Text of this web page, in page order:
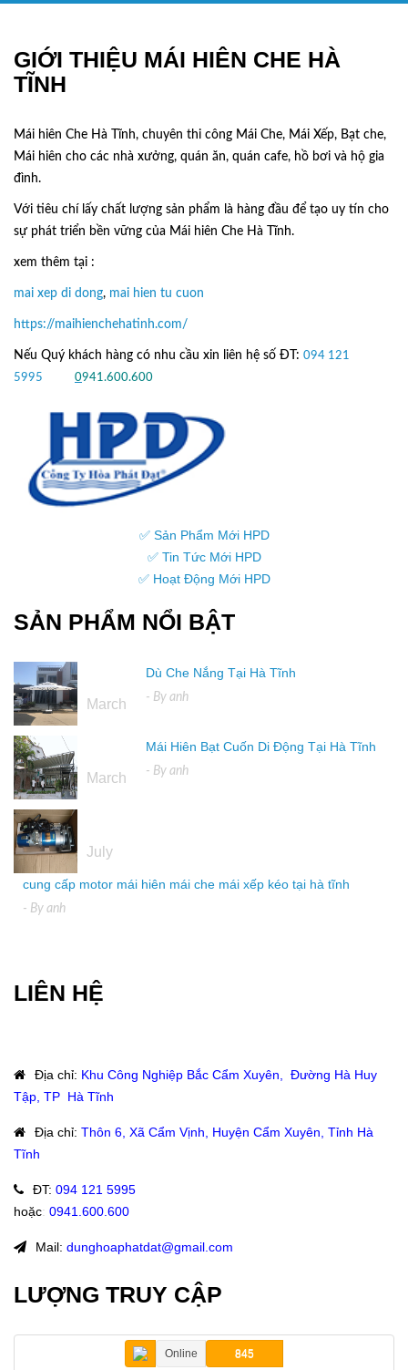
GIỚI THIỆU MÁI HIÊN CHE HÀ
TĨNH
Mái hiên Che Hà Tĩnh, chuyên thi công Mái Che, Mái Xếp, Bạt che,
Mái hiên cho các nhà xưởng, quán ăn, quán cafe, hồ bơi và hộ gia
đình.
Với tiêu chí lấy chất lượng sản phẩm là hàng đầu để tạo uy tín cho
sự phát triển bền vững của Mái hiên Che Hà Tĩnh.
xem thêm tại :
mai xep di dong, mai hien tu cuon
https://maihienchehatinh.com/
Nếu Quý khách hàng có nhu cầu xin liên hệ số ĐT: 094 121
5995
0941.600.600
✅ Sản Phẩm Mới HPD
✅ Tin Tức Mới HPD
✅ Hoạt Động Mới HPD
SẢN PHẨM NỔI BẬT
March
Dù Che Nắng Tại Hà Tĩnh
- By anh
March
Mái Hiên Bạt Cuốn Di Động Tại Hà Tĩnh
- By anh
July
cung cấp motor mái hiên mái che mái xếp kéo tại hà tĩnh
- By anh
LIÊN HỆ
Địa chỉ: Khu Công Nghiệp Bắc Cẩm Xuyên, Đường Hà Huy
Tập, TP Hà Tĩnh
Địa chỉ: Thôn 6, Xã Cẩm Vịnh, Huyện Cẩm Xuyên, Tỉnh Hà
Tĩnh
ĐT: 094 121 5995
hoặc: 0941.600.600
Mail: dunghoaphatdat@gmail.com
LƯỢNG TRUY CẬP
Online 845